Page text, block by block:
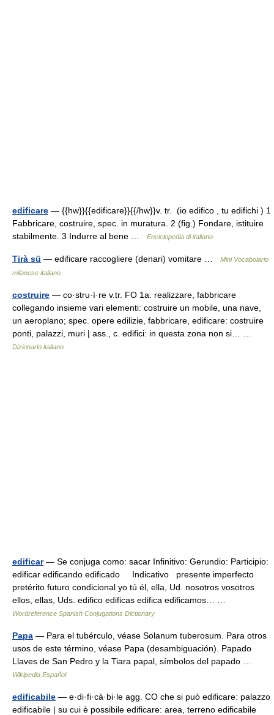
edificare — {{hw}}{{edificare}}{{/hw}}v. tr. (io edifico , tu edifichi ) 1
Fabbricare, costruire, spec. in muratura. 2 (fig.) Fondare, istituire
stabilmente. 3 Indurre al bene …
Enciclopedia di italiano
Tirà sü — edificare raccogliere (denari) vomitare …
Mini Vocabolario
milanese italiano
costruire — co·stru·ì·re v.tr. FO 1a. realizzare, fabbricare
collegando insieme vari elementi: costruire un mobile, una nave,
un aeroplano; spec. opere edilizie, fabbricare, edificare: costruire
ponti, palazzi, muri | ass., c. edifici: in questa zona non si… …
Dizionario italiano
edificar— Se conjuga como: sacar Infinitivo: Gerundio: Participio:
edificar edificando edificado Indicativo presente imperfecto
pretérito futuro condicional yo tú él, ella, Ud. nosotros vosotros
ellos, ellas, Uds. edifico edificas edifica edificamos… …
Wordreference Spanish Conjugations Dictionary
Papa — Para el tubérculo, véase Solanum tuberosum. Para otros
usos de este término, véase Papa (desambiguación). Papado
Llaves de San Pedro y la Tiara papal, símbolos del papado …
Wikipedia Español
edificabile — e·di·fi·cà·bi·le agg. CO che si può edificare: palazzo
edificabile | su cui è possibile edificare: area, terreno edificabile